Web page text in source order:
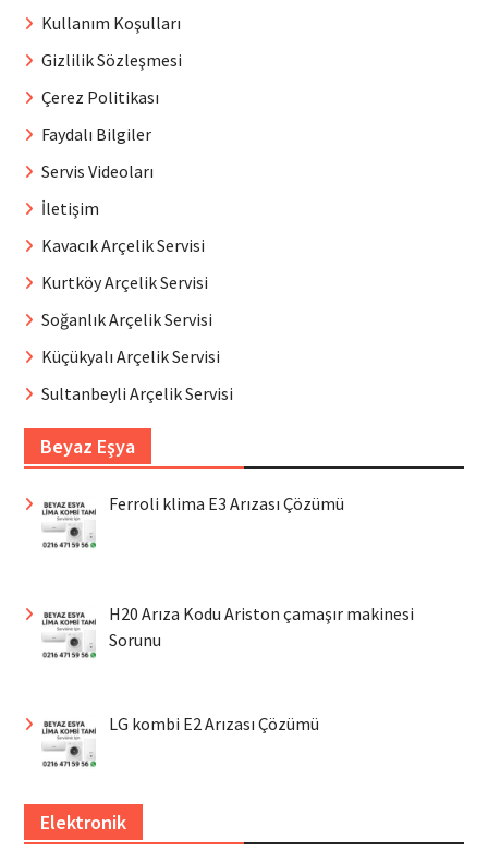
Kullanım Koşulları
Gizlilik Sözleşmesi
Çerez Politikası
Faydalı Bilgiler
Servis Videoları
İletişim
Kavacık Arçelik Servisi
Kurtköy Arçelik Servisi
Soğanlık Arçelik Servisi
Küçükyalı Arçelik Servisi
Sultanbeyli Arçelik Servisi
Beyaz Eşya
Ferroli klima E3 Arızası Çözümü
H20 Arıza Kodu Ariston çamaşır makinesi
Sorunu
LG kombi E2 Arızası Çözümü
Elektronik